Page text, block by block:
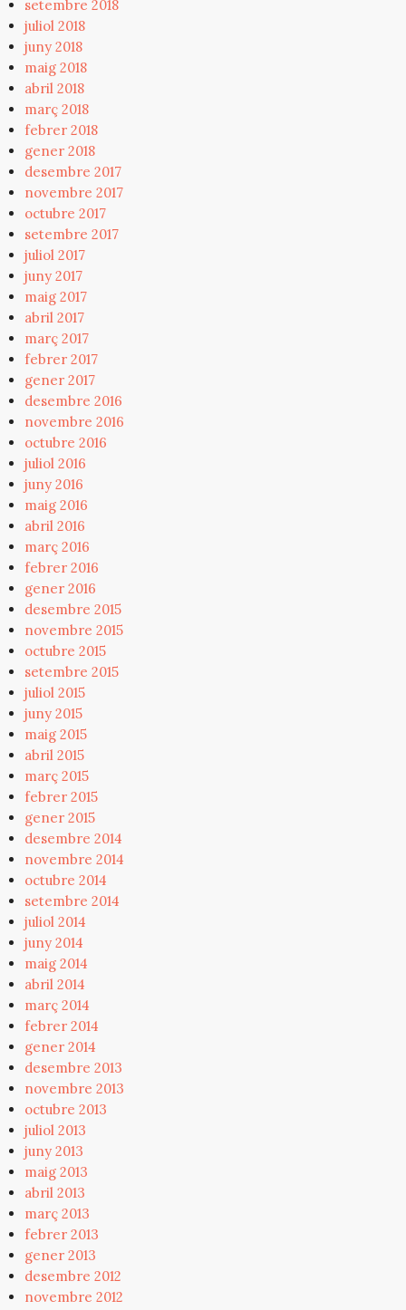
setembre 2018
juliol 2018
juny 2018
maig 2018
abril 2018
març 2018
febrer 2018
gener 2018
desembre 2017
novembre 2017
octubre 2017
setembre 2017
juliol 2017
juny 2017
maig 2017
abril 2017
març 2017
febrer 2017
gener 2017
desembre 2016
novembre 2016
octubre 2016
juliol 2016
juny 2016
maig 2016
abril 2016
març 2016
febrer 2016
gener 2016
desembre 2015
novembre 2015
octubre 2015
setembre 2015
juliol 2015
juny 2015
maig 2015
abril 2015
març 2015
febrer 2015
gener 2015
desembre 2014
novembre 2014
octubre 2014
setembre 2014
juliol 2014
juny 2014
maig 2014
abril 2014
març 2014
febrer 2014
gener 2014
desembre 2013
novembre 2013
octubre 2013
juliol 2013
juny 2013
maig 2013
abril 2013
març 2013
febrer 2013
gener 2013
desembre 2012
novembre 2012